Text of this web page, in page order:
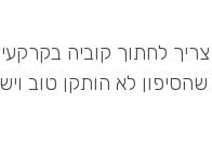
לא הותקן טוב